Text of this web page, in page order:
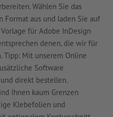
Wählen Sie das
Format aus und laden Sie auf
für Adobe InDesign
denen, die wir für
Tipp: Mit unserem Online
Software
direkt bestellen.
Ihnen kaum Grenzen
Klebefolien und